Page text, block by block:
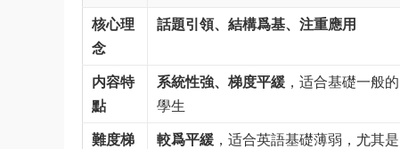
核心理
念
話題引領、結構爲基、注重應用
内容特
點
系統性強、梯度平緩 ，适合基礎一般的
學生
難度梯
較爲平緩 ，适合英語基礎薄弱，尤其是